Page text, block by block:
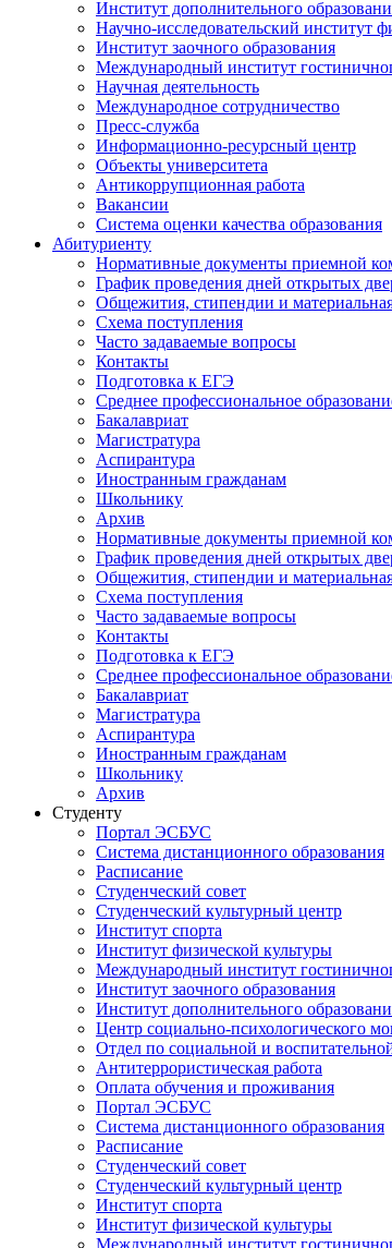
Институт дополнительного
Научно-исследовательский институт
Институт заочного образования
Международный институт
Научная деятельность
Международное сотрудничество
Пресс-служба
Информационно-ресурсный центр
Объекты университета
Антикоррупционная работа
Вакансии
Система оценки качества образования
Абитуриенту
Нормативные документы приемной
График проведения дней открытых
Общежития, стипендии и
Схема поступления
Часто задаваемые вопросы
Контакты
Подготовка к ЕГЭ
Среднее профессиональное
Бакалавриат
Магистратура
Аспирантура
Иностранным гражданам
Школьнику
Архив
Нормативные документы приемной
График проведения дней открытых
Общежития, стипендии и
Схема поступления
Часто задаваемые вопросы
Контакты
Подготовка к ЕГЭ
Среднее профессиональное
Бакалавриат
Магистратура
Аспирантура
Иностранным гражданам
Школьнику
Архив
Студенту
Портал ЭСБУС
Система дистанционного образования
Расписание
Студенческий совет
Студенческий культурный центр
Институт спорта
Институт физической культуры
Международный институт
Институт заочного образования
Институт дополнительного
Центр социально-психологического
Отдел по социальной и
Антитеррористическая работа
Оплата обучения и проживания
Портал ЭСБУС
Система дистанционного образования
Расписание
Студенческий совет
Студенческий культурный центр
Институт спорта
Институт физической культуры
Международный институт